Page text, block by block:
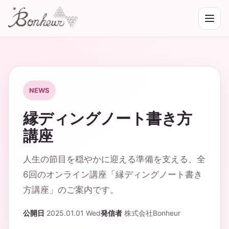
NEWS
縁ディングノート書き方
講座
人生の節目を穏やかに迎える準備を支える、全
6回のオンライン講座「縁ディングノート書き
方講座」のご案内です。
公開日 2025.01.01 Wed発信者 株式会社Bonheur